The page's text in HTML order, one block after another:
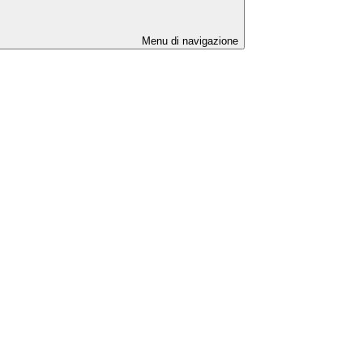
Menu di navigazione